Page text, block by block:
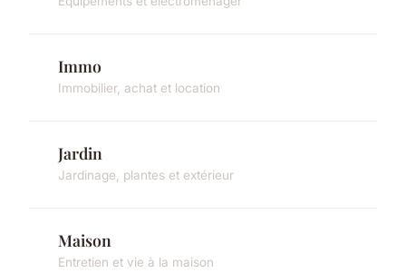
Immo
Immobilier, achat et location
Jardin
Jardinage, plantes et extérieur
Maison
Entretien et vie à la maison